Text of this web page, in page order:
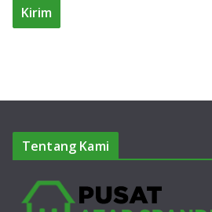
Tentang Kami